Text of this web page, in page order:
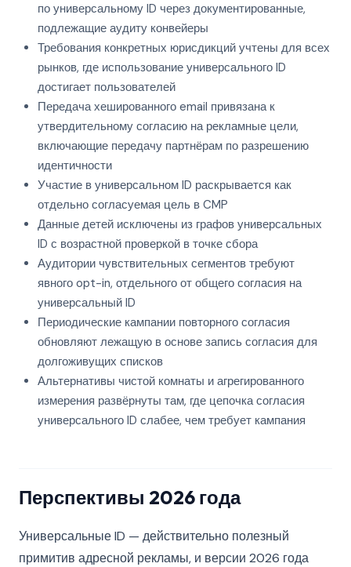
по универсальному ID через документированные,
подлежащие аудиту конвейеры
Требования конкретных юрисдикций учтены для всех
рынков, где использование универсального ID
достигает пользователей
Передача хешированного email привязана к
утвердительному согласию на рекламные цели,
включающие передачу партнёрам по разрешению
идентичности
Участие в универсальном ID раскрывается как
отдельно согласуемая цель в CMP
Данные детей исключены из графов универсальных
ID с возрастной проверкой в точке сбора
Аудитории чувствительных сегментов требуют
явного opt-in, отдельного от общего согласия на
универсальный ID
Периодические кампании повторного согласия
обновляют лежащую в основе запись согласия для
долгоживущих списков
Альтернативы чистой комнаты и агрегированного
измерения развёрнуты там, где цепочка согласия
универсального ID слабее, чем требует кампания
Перспективы 2026 года
Универсальные ID — действительно полезный
примитив адресной рекламы, и версии 2026 года